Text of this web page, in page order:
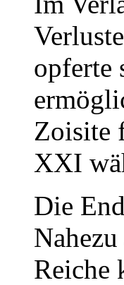
opferte
Zoisite
XXI
Die
Reiche